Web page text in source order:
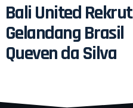
Bali United Rekrut
Gelandang Brasil
Queven da Silva